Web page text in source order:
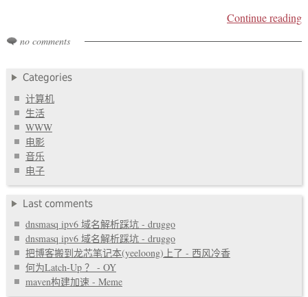
Continue reading
no comments
Categories
计算机
生活
WWW
电影
音乐
电子
Last comments
dnsmasq ipv6 域名解析踩坑 - druggo
dnsmasq ipv6 域名解析踩坑 - druggo
把博客搬到龙芯笔记本(yeeloong)上了 - 西风冷香
何为Latch-Up ？ - OY
maven构建加速 - Meme